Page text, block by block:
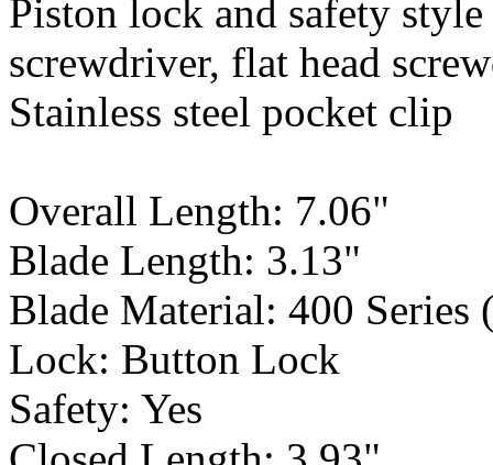
Piston lock and safety
screwdriver, flat head
Stainless steel pocket clip
Overall Length: 7.06"
Blade Length: 3.13"
Blade Material: 400 Series
Lock: Button Lock
Safety: Yes